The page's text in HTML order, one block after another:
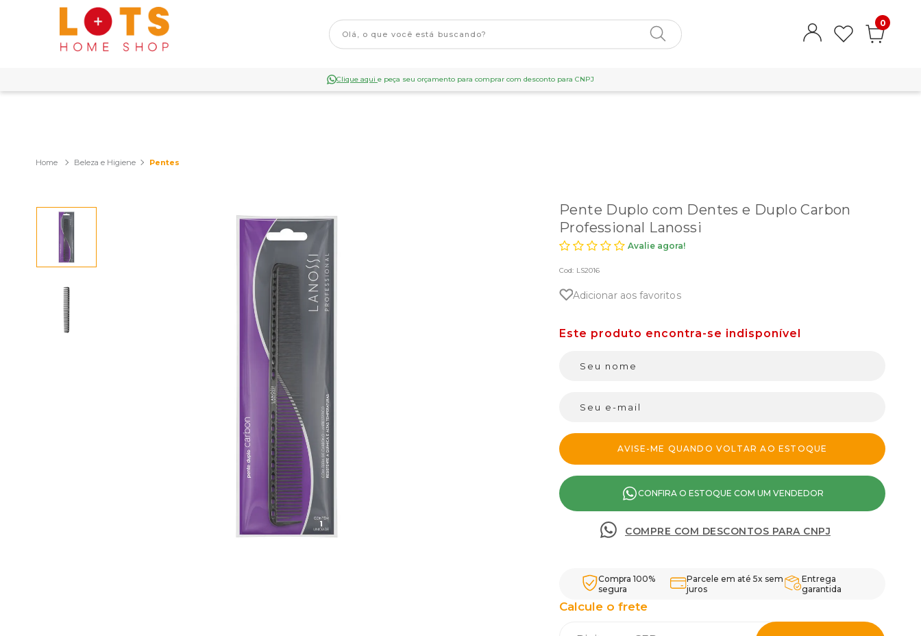
0
Clique aqui e peça seu orçamento para comprar com desconto para CNPJ
Beleza e Higiene Pentes
Pente Duplo com Dentes e Duplo Carbon
Professional Lanossi
Avalie agora!
Cod: LS2016
Adicionar aos favoritos
CONFIRA O ESTOQUE COM UM VENDEDOR
COMPRE COM DESCONTOS PARA CNPJ
Calcule o frete
Compra 100%
segura
Parcele em até 5x sem
juros
Entrega
garantida